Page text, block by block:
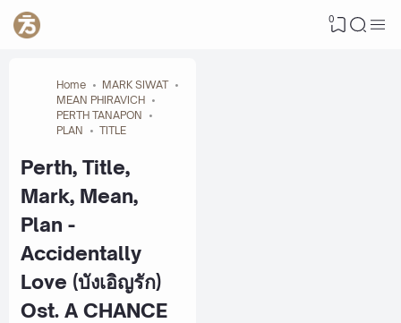
0
Home
MARK SIWAT
MEAN PHIRAVICH
PERTH TANAPON
PLAN
TITLE
Perth, Title,
Mark, Mean,
Plan -
Accidentally
Love (บังเอิญรัก)
Ost. A CHANCE